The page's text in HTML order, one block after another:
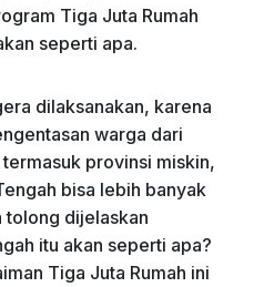
Tiga Juta Rumah
seperti apa.
dilaksanakan, karena
warga dari
provinsi miskin,
bisa lebih banyak
tolong dijelaskan
itu akan seperti apa?
Tiga Juta Rumah ini